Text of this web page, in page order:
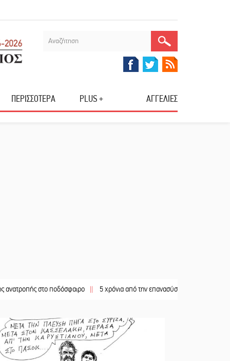
ΠΕΡΙΣΣΟΤΕΡΑ PLUS + ΑΓΓΕΛΙΕΣ
στο ποδόσφαιρο || 5 χρόνια από την επανασύσταση της ΙΜ Παναγίας